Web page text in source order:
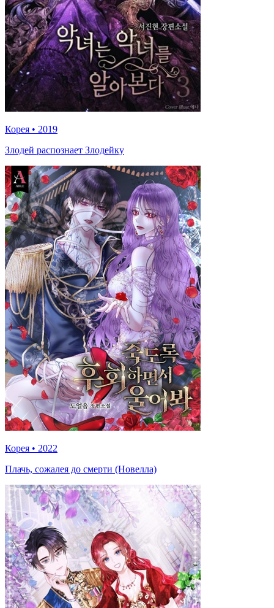
Корея • 2019
Злодей распознает Злодейку
Корея • 2022
Плачь, сожалея до смерти (Новелла)